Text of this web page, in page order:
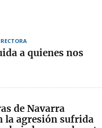
a quienes nos
de Navarra
la agresión sufrida